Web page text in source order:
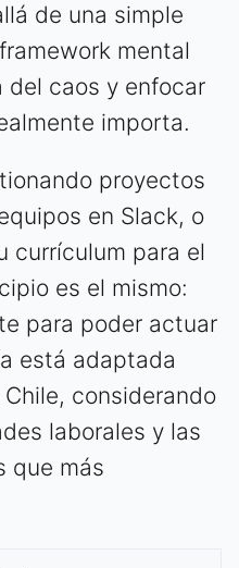
de una simple
mental
del caos y enfocar
importa.
proyectos
en Slack, o
currículum para el
es el mismo:
para poder actuar
está adaptada
considerando
laborales y las
que más